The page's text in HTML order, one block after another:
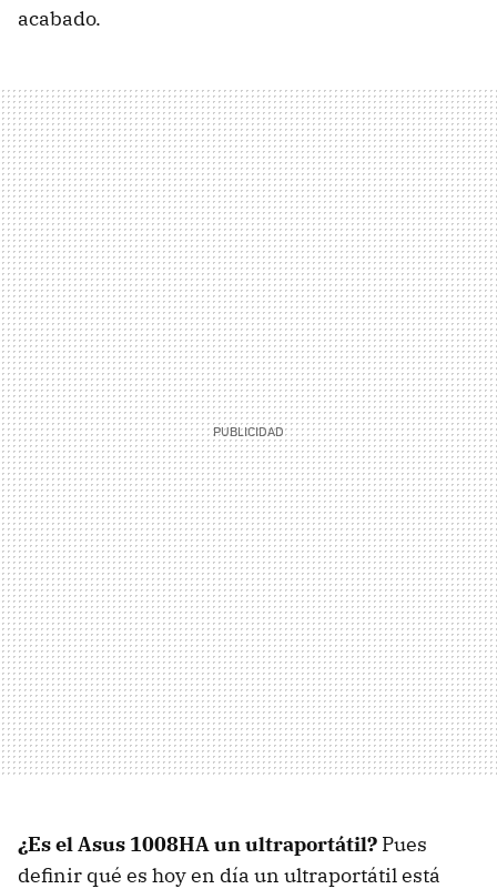
acabado.
¿Es el Asus 1008HA un ultraportátil? Pues
definir qué es hoy en día un ultraportátil está